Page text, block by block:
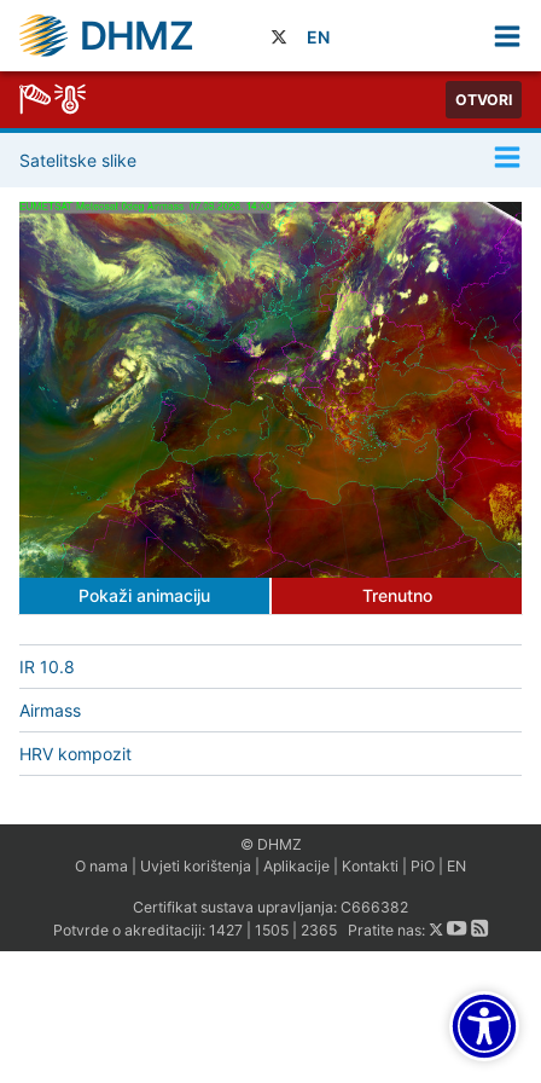
DHMZ EN
OTVORI
Satelitske slike
Pokaži animaciju Trenutno
IR 10.8
Airmass
HRV kompozit
© DHMZ
O nama
Uvjeti korištenja Aplikacije Kontakti PiO EN
Certifikat sustava upravljanja: C666382
Potvrde o akreditaciji: 1427| 1505| 2365Pratite nas: